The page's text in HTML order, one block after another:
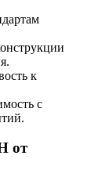
к
с
от